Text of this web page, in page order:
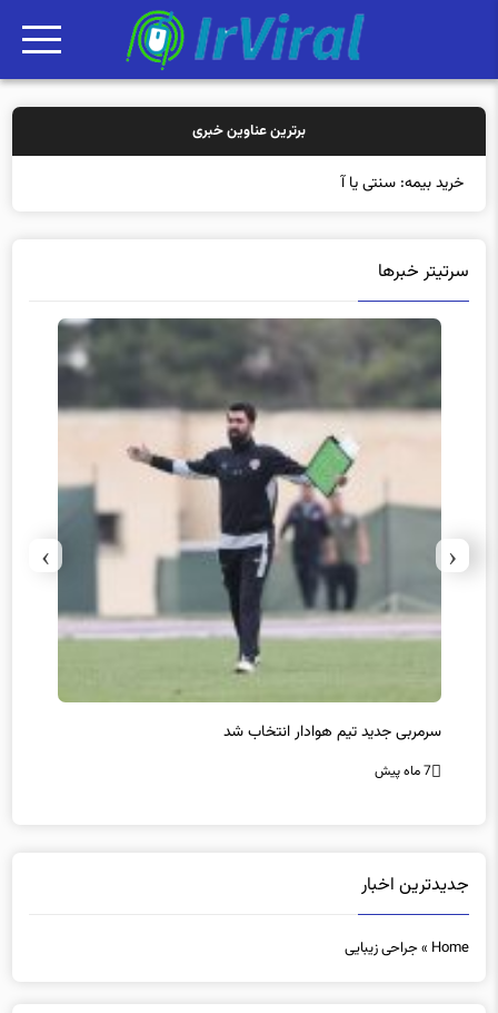
برترین عناوین خبری
خرید بیمه: سنتی یا آنلاین؟ کدامیک تجربه بهتری
سرتیتر خبرها
سرمربی جدید تیم هوادار انتخاب شد
7 ماه پیش
‹
›
جدیدترین اخبار
Home
»جراحی زیبایی